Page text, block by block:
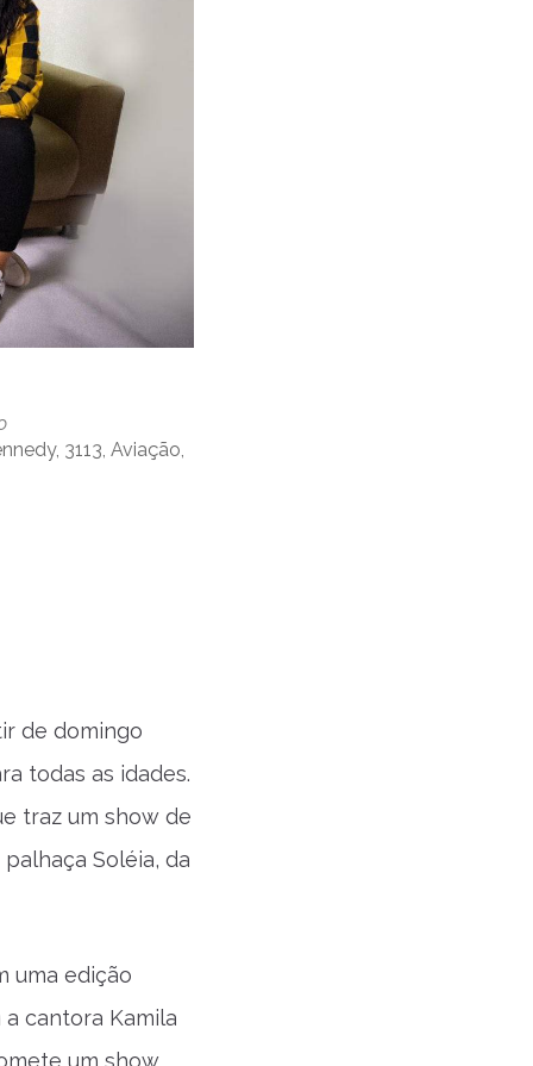
3113, Aviação,
de domingo
todas as idades.
traz um show de
Soléia, da
uma edição
cantora Kamila